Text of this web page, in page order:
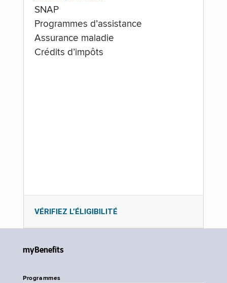
SNAP
Programmes d’assistance
Assurance maladie
Crédits d’impôts
VÉRIFIEZ L’ÉLIGIBILITÉ
myBenefits
Programmes